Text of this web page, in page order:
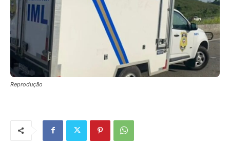
Reprodução